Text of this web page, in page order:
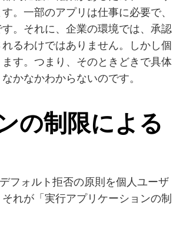
。一部のアプリは仕事に必要で、
。それに、企業の環境では、承認
るわけではありません。しかし個
す。つまり、そのときどきで具体
かなかわからないのです。
の制限による
フォルト拒否の原則を個人ユーザ
れが「実行アプリケーションの制